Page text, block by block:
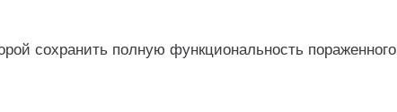
сохранить полную функциональность пораженного